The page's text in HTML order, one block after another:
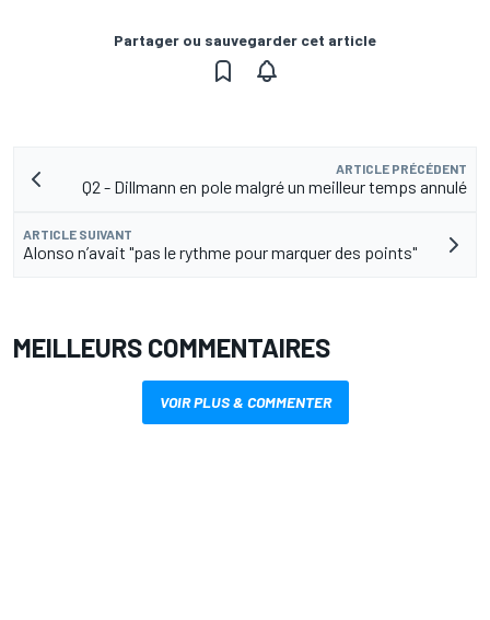
Partager ou sauvegarder cet article
ARTICLE PRÉCÉDENT
Q2 - Dillmann en pole malgré un meilleur temps annulé
ARTICLE SUIVANT
Alonso n’avait "pas le rythme pour marquer des points"
MEILLEURS COMMENTAIRES
VOIR PLUS & COMMENTER